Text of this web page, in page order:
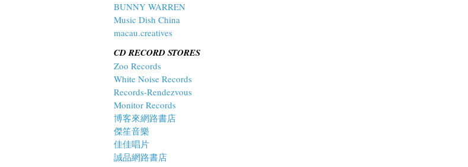
BUNNY WARREN
Music Dish China
macau.creatives
CD RECORD STORES
Zoo Records
White Noise Records
Records-Rendezvous
Monitor Records
博客來網路書店
傑笙音樂
佳佳唱片
誠品網路書店